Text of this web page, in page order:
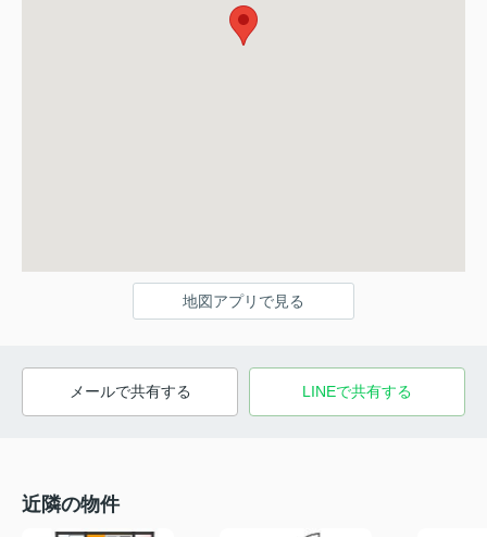
地図アプリで見る
メールで共有する LINEで共有する
近隣の物件